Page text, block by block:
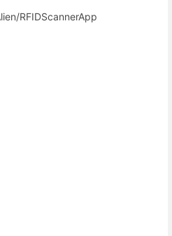
RFIDScannerApp